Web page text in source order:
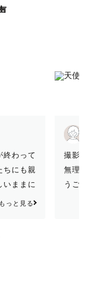
終わって
ちにも親
いままに
かったで
ったな
もっと見る
撮影当
無理な
うござ